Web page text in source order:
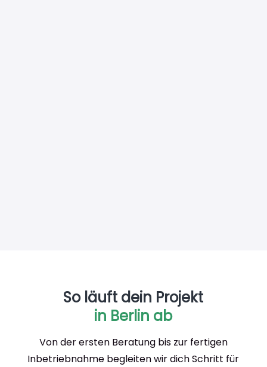
So läuft dein Projekt
in Berlin ab
Von der ersten Beratung bis zur fertigen
Inbetriebnahme begleiten wir dich Schritt für